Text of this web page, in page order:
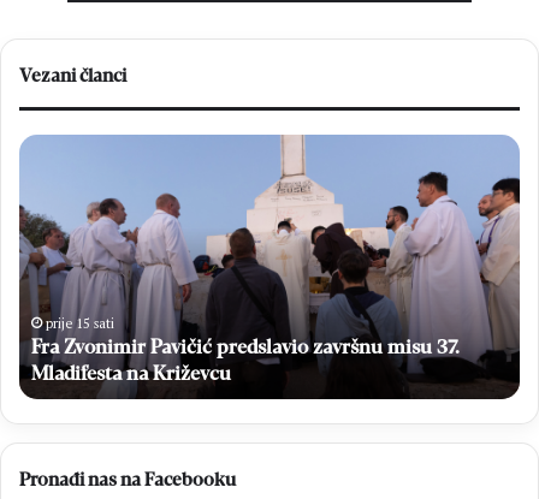
Vezani članci
Fra
predslavio
završnu
misu
37.
Mladifesta
na
Križevcu
prije 15 sati
Fra Zvonimir Pavičić predslavio završnu misu 37.
Mladifesta na Križevcu
i
Pronađi nas na Facebooku